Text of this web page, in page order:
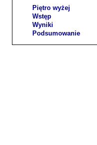
Piętro wyżej
Wstęp
Wyniki
Podsumowanie